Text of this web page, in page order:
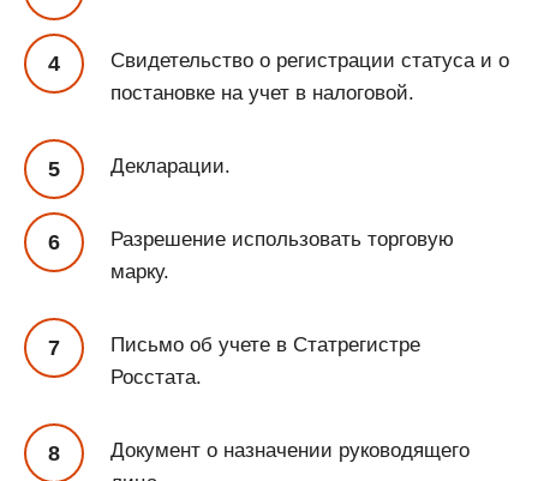
Свидетельство о регистрации статуса и о
постановке на учет в налоговой.
Декларации.
Разрешение использовать торговую
марку.
Письмо об учете в Статрегистре
Росстата.
Документ о назначении руководящего